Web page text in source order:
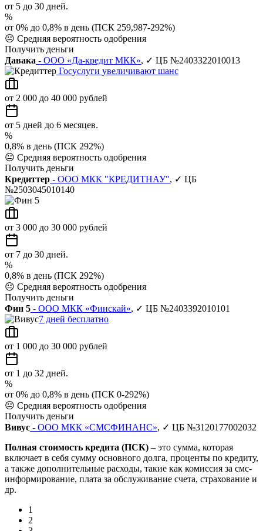
от 5 до 30 дней.
%
от 0% до 0,8% в день (ПСК 259,987-292%)
😐 Средняя вероятность одобрения
Получить деньги
Давака - ООО «Да-кредит МКК», ✓ ЦБ №2403322010013
Госуслуги увеличивают шанс
от 2 000 до 40 000 рублей
от 5 дней до 6 месяцев.
%
0,8% в день (ПСК 292%)
😐 Средняя вероятность одобрения
Получить деньги
Кредиттер - ООО МКК "КРЕДИТНАУ", ✓ ЦБ
№2503045010140
от 3 000 до 30 000 рублей
от 7 до 30 дней.
%
0,8% в день (ПСК 292%)
😐 Средняя вероятность одобрения
Получить деньги
Фин 5 - ООО МКК «Финскай», ✓ ЦБ №2403392010101
7 дней бесплатно
от 1 000 до 30 000 рублей
от 1 до 32 дней.
%
от 0% до 0,8% в день (ПСК 0-292%)
😐 Средняя вероятность одобрения
Получить деньги
Вивус - ООО МКК «СМСФИНАНС», ✓ ЦБ №3120177002032
Полная стоимость кредита (ПСК) – это сумма, которая
включает в себя сумму основного долга, проценты по кредиту,
а также дополнительные расходы, такие как комиссия за смс-
информирование, плата за обслуживание счета, страхование и
др.
1
2